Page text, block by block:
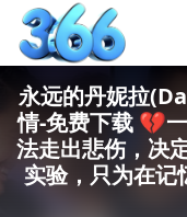
永远的丹妮拉
情-免费下载 💔
法走出悲伤，决
实验，只为在